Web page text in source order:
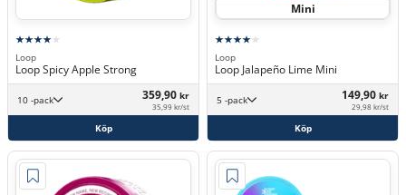
Loop
Loop Spicy Apple Strong
10 -pack 359,90 kr
35,99 kr/st
Köp
Mini
Loop
Loop Jalapeño Lime Mini
5 -pack 149,90 kr
29,98 kr/st
Köp